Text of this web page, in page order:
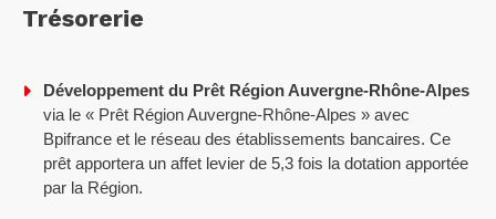
Trésorerie
Développement du Prêt Région Auvergne-Rhône-Alpes
via le « Prêt Région Auvergne-Rhône-Alpes » avec
Bpifrance et le réseau des établissements bancaires. Ce
prêt apportera un affet levier de 5,3 fois la dotation apportée
par la Région.